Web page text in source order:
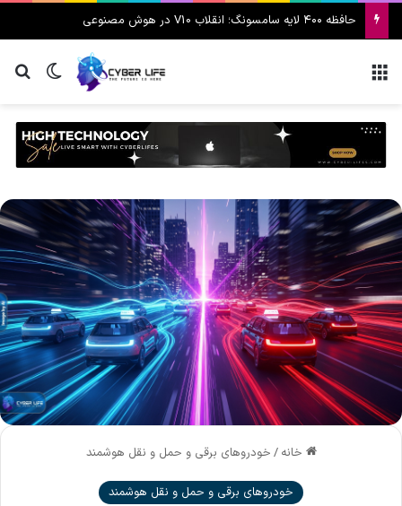
حافظه ۴۰۰ لایه سامسونگ؛ انقلاب V10 در هوش مصنوعی
تغییر
خانه / خودروهای برقی و حمل و نقل هوشمند
خودروهای برقی و حمل و نقل هوشمند